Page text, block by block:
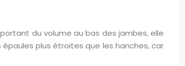
du volume au bas des jambes, elle
plus étroites que les hanches, car